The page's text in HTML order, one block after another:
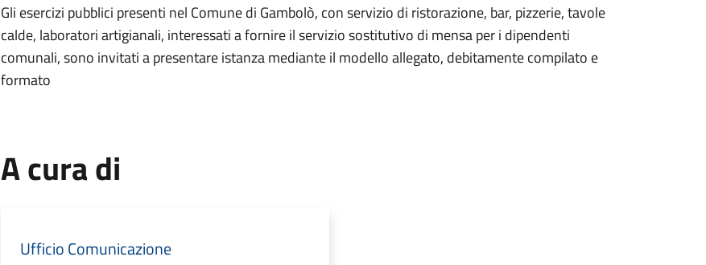
Gli esercizi pubblici presenti nel Comune di Gambolò, con servizio di ristorazione, bar, pizzerie, tavole
calde, laboratori artigianali, interessati a fornire il servizio sostitutivo di mensa per i dipendenti
comunali, sono invitati a presentare istanza mediante il modello allegato, debitamente compilato e
formato
A cura di
Ufficio Comunicazione